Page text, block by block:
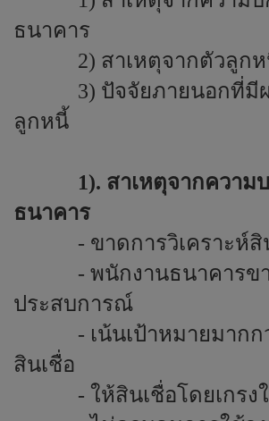
ธนาคาร
2) สาเหตุจากตัวลูกห
3) ปัจจัยภายนอกที่มี
ลูกหนี้
1). สาเหตุจากความ
ธนาคาร
- ขาดการวิเคราะห์
- พนักงานธนาคารข
ประสบการณ์
- เน้นเป้าหมายมาก
สินเชื่อ
- ให้สินเชื่อโดยเกรง